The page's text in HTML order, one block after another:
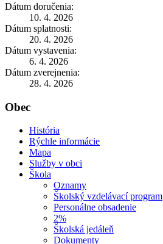
Dátum doručenia:
10. 4. 2026
Dátum splatnosti:
20. 4. 2026
Dátum vystavenia:
6. 4. 2026
Dátum zverejnenia:
28. 4. 2026
Obec
História
Rýchle informácie
Mapa
Služby v obci
Škola
Oznamy
Školský vzdelávací program
Personálne obsadenie
2%
Školská jedáleň
Dokumenty